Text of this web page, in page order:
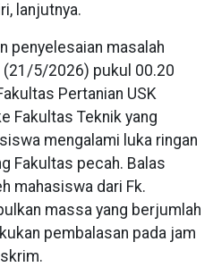
lanjutnya.
penyelesaian masalah
(21/5/2026) pukul 00.20
Pertanian USK
Fakultas Teknik yang
mengalami luka ringan
Fakultas pecah. Balas
mahasiswa dari Fk.
massa yang berjumlah
pembalasan pada jam